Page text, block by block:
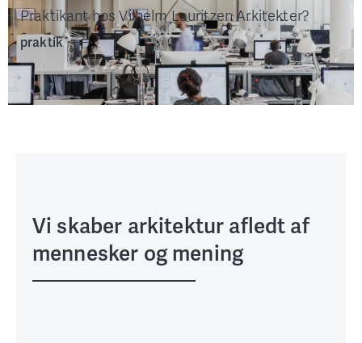
Praktikant hos Vilhelm Lauritzen Arkitekter?
praktik
Vi skaber arkitektur afledt af
mennesker og mening